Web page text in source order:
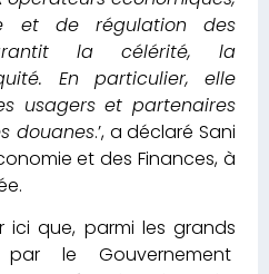
et de régulation des
la célérité, la
En particulier, elle
usagers et partenaires
douanes.’, a déclaré Sani
et des Finances, à
ici que, parmi les grands
le Gouvernement